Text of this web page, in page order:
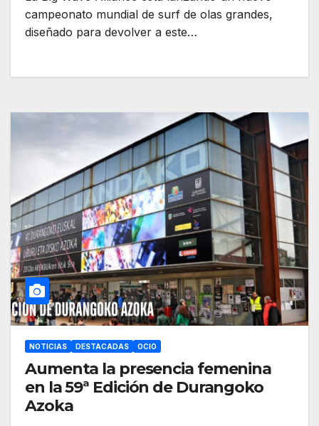
campeonato mundial de surf de olas grandes,
diseñado para devolver a este…
NOTICIAS DESTACADAS OCIO
Aumenta la presencia femenina
en la 59ª Edición de Durangoko
Azoka